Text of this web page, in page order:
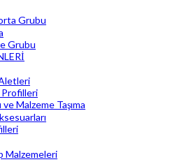
Grubu
Grubu
ve Malzeme Taşıma
Malzemeleri